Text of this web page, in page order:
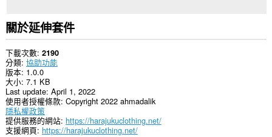
關於延伸套件
下載次數 2190
分類 協助功能
版本 1.0.0
大小 7.1 KB
Last update April 1, 2022
使用者授權條款 Copyright 2022 ahmadalik
隱私權政策
提供服務的網站 https://harajukuclothing.net/
支援網頁 https://harajukuclothing.net/